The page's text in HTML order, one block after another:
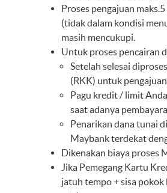
Proses pengajuan
(tidak dalam kondisi
masih mencukupi.
Untuk proses pencairan
Setelah selesai
(RKK) untuk
Pagu kredit / limit
saat adanya
Penarikan dana tunai
Maybank terdekat
Dikenakan biaya proses
Jika Pemegang Kartu
jatuh tempo + sisa